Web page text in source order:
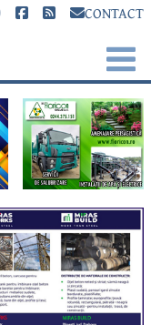
CONTACT